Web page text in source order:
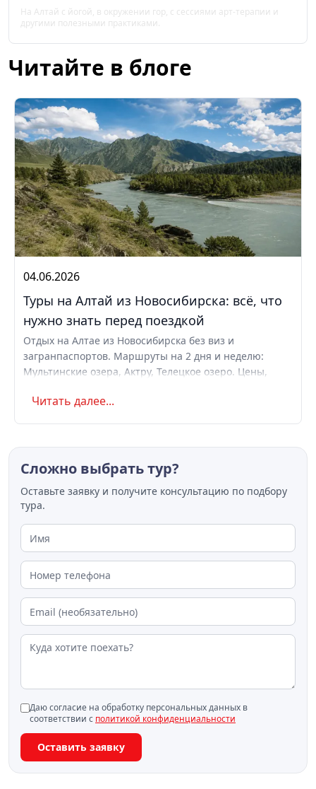
На Алтай с йогой, в окружении гор, с сессиями арт-терапии и
другими полезными практиками.
Читайте в блоге
04.06.2026
Туры на Алтай из Новосибирска: всё, что
нужно знать перед поездкой
Отдых на Алтае из Новосибирска без виз и
загранпаспортов. Маршруты на 2 дня и неделю:
Мультинские озера, Актру, Телецкое озеро. Цены,
Читать далее...
Сложно выбрать тур?
Оставьте заявку и получите консультацию по подбору
тура.
Даю согласие на обработку персональных данных в
соответствии с политикой конфиденциальности
Оставить заявку